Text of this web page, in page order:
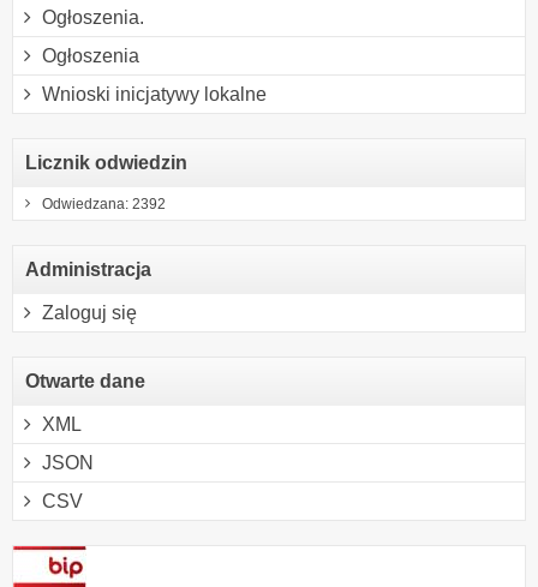
Ogłoszenia.
Ogłoszenia
Wnioski inicjatywy lokalne
Licznik odwiedzin
Odwiedzana: 2392
Administracja
Zaloguj się
Otwarte dane
XML
JSON
CSV